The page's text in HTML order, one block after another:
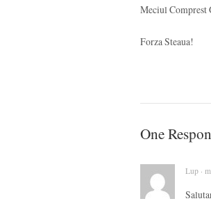
Meciul Comprest
Forza Steaua!
One
Lup ·